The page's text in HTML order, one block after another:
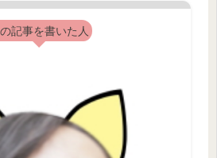
記事を書いた人